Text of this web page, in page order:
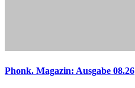
Phonk. Magazin: Ausgabe 08.26